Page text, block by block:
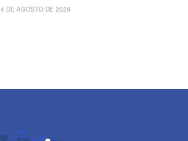
4 DE AGOSTO DE 2026